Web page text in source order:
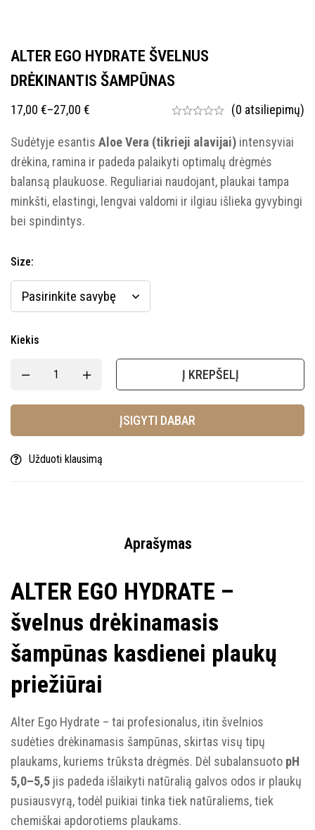
ALTER EGO HYDRATE ŠVELNUS
DRĖKINANTIS ŠAMPŪNAS
17,00 €–27,00 € (0 atsiliepimų)
Sudėtyje esantis Aloe Vera (tikrieji alavijai) intensyviai
drėkina, ramina ir padeda palaikyti optimalų drėgmės
balansą plaukuose. Reguliariai naudojant, plaukai tampa
minkšti, elastingi, lengvai valdomi ir ilgiau išlieka gyvybingi
bei spindintys.
Size:
Kiekis
Į KREPŠELĮ
ĮSIGYTI DABAR
Užduoti klausimą
Aprašymas
ALTER EGO HYDRATE –
švelnus drėkinamasis
šampūnas kasdienei plaukų
priežiūrai
Alter Ego Hydrate – tai profesionalus, itin švelnios
sudėties drėkinamasis šampūnas, skirtas visų tipų
plaukams, kuriems trūksta drėgmės. Dėl subalansuoto pH
5,0–5,5 jis padeda išlaikyti natūralią galvos odos ir plaukų
pusiausvyrą, todėl puikiai tinka tiek natūraliems, tiek
chemiškai apdorotiems plaukams.